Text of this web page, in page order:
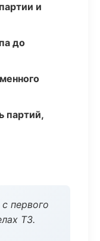
и
до
партий,
первого
ТЗ.